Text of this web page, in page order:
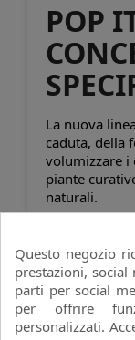
POP
La nuova
caduta, della
volumizzare i
piante
naturali.
Non ci
Resta in
qui non
Questo negozio
prestazioni,
parti per social
per offrire
personalizzati.